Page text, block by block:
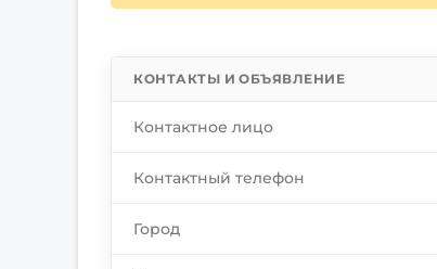
КОНТАКТЫ И ОБЪЯВЛЕНИЕ
Контактное лицо
Контактный телефон
Город